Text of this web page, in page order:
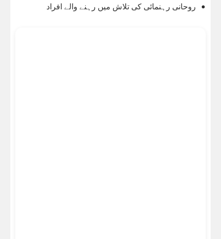
روحانی رہنمائی کی تلاش میں رہنے والے افراد